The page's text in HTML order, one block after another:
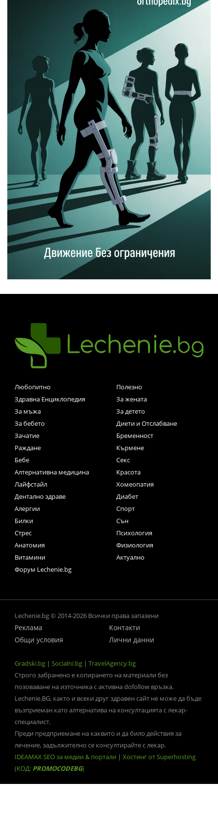
Любопитно
Полезно
Здравна Енциклопедия
За жената
За мъжа
За детето
За бебето
Диети и Отслабване
Зачатие
Бременност
Раждане
Кърмене
Бебе
Секс
Алтернативна медицина
Красота
Лайфстайл
Хомеопатия
Дентално здраве
Диабет
Алергии
Спорт
Билки
Сън
Стрес
Психология
Анатомия
Физиология
Витамини
Актуално
Форум Lechenie.bg
Lechenie.bg © 2014-2026 Всички права запазени
Реклама
Контакти
Общи условия
Лични данни
Gradski.bg | Socialni.bg | TravelAgency.bg
Строго забранено е копирането на материали без
позоваване на източника с активна dofollow връзка.
Lechenie.BG, както и всеки друг здравен сайт не може да бъде
възприеман като алтернатива на консултацията с лекар-
специалист.
Преди предприемане на каквито и да било действия за
лечение, задължително се консултирайте с лекар.
IDEAMAX SEO за медии & портали | Хостинг от Superhosting
(КОД: PROMOCODEBG)